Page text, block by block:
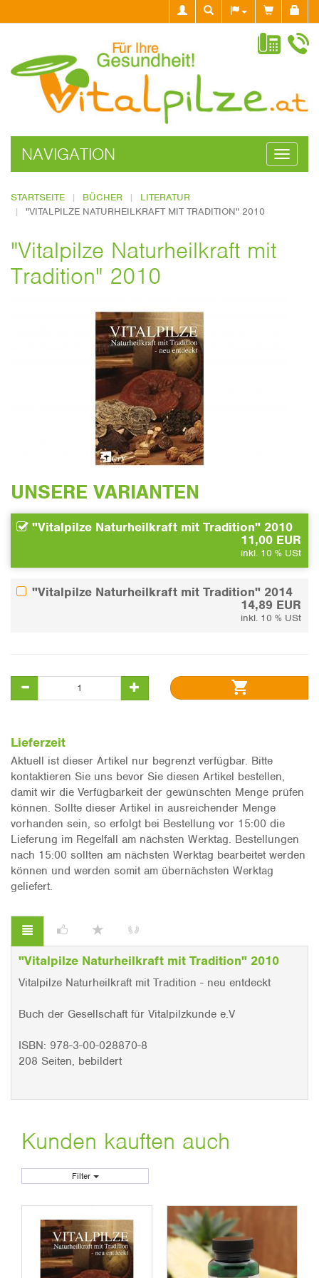
ein-/
NAVIGATION
STARTSEITE BÜCHER
LITERATUR
"VITALPILZE NATURHEILKRAFT MIT TRADITION" 2010
"Vitalpilze Naturheilkraft mit
Tradition" 2010
UNSERE VARIANTEN
"Vitalpilze Naturheilkraft mit Tradition" 2010
11,00 EUR
inkl. 10 % USt
"Vitalpilze Naturheilkraft mit Tradition" 2014
14,89 EUR
inkl. 10 % USt
Lieferzeit
Aktuell ist dieser Artikel nur begrenzt verfügbar. Bitte
kontaktieren Sie uns bevor Sie diesen Artikel bestellen,
damit wir die Verfügbarkeit der gewünschten Menge prüfen
können. Sollte dieser Artikel in ausreichender Menge
vorhanden sein, so erfolgt bei Bestellung vor 15:00 die
Lieferung im Regelfall am nächsten Werktag. Bestellungen
nach 15:00 sollten am nächsten Werktag bearbeitet werden
können und werden somit am übernächsten Werktag
geliefert.
"Vitalpilze Naturheilkraft mit Tradition" 2010
Vitalpilze Naturheilkraft mit Tradition - neu entdeckt
Buch der Gesellschaft für Vitalpilzkunde e.V
ISBN: 978-3-00-028870-8
208 Seiten, bebildert
Kunden kauften auch
Filter